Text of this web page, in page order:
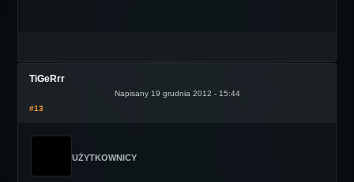
TiGeRrr
Napisany 19 grudnia 2012 - 15:44
#13
UŻYTKOWNICY